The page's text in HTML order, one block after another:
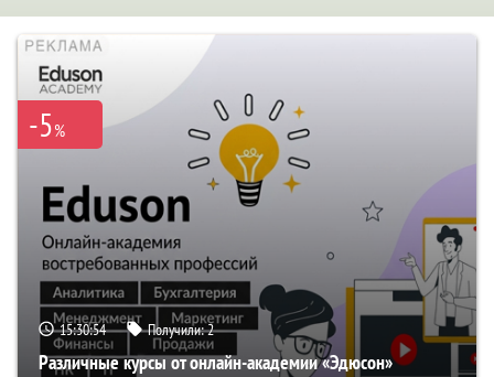
-5%
15:30:53 Получили:2
Различные курсы от онлайн-академии «Эдюсон»